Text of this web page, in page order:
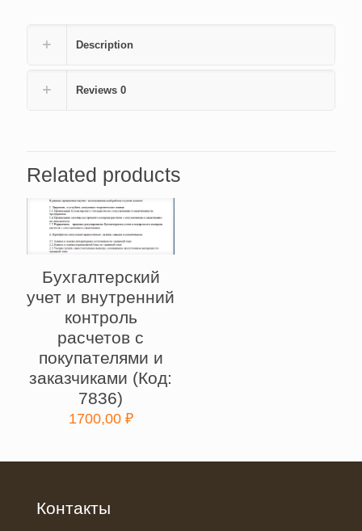
Description
Reviews 0
Related products
Бухгалтерский
учет и внутренний
контроль
расчетов с
покупателями и
заказчиками (Код:
7836)
1700,00 ₽
Контакты